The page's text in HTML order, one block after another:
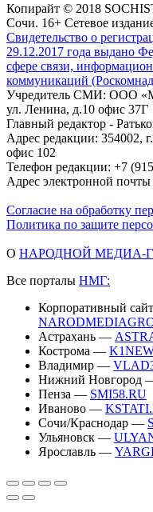
Копирайт © 2018
Сочи. 16+ Сетевое
Свидетельство о
29.12.2017 года выдано
сфере связи,
коммуникаций
Учредитель СМИ: ООО
ул. Ленина, д.10 офис 37Г
Главный редактор -
Адрес редакции: 354002,
офис 102
Телефон редакции: +7
Адрес электронной
Согласие на обработку
Политика по защите
О НАРОДНОЙ МЕДИА-
Все порталы НМГ:
Корпоративный
Астрахань —
Кострома —
Владимир —
Нижний Новгород
Пенза — SMI58.RU
Иваново —
Сочи/Краснодар —
Ульяновск —
Ярославль —